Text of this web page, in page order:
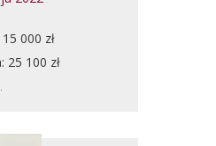
000 zł
25 100 zł